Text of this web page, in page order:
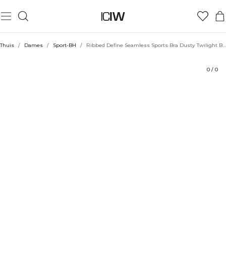
Thuis / Dames / Sport-BH / Ribbed Define Seamless Sports Bra Dusty Twilight Blue
0 / 0